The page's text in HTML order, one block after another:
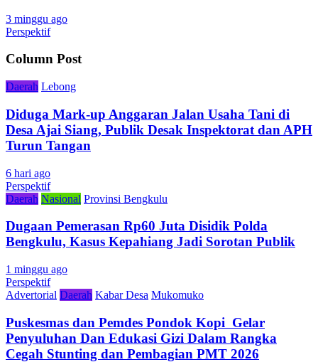
3 minggu ago
Perspektif
Column Post
Daerah Lebong
Diduga Mark-up Anggaran Jalan Usaha Tani di
Desa Ajai Siang, Publik Desak Inspektorat dan APH
Turun Tangan
6 hari ago
Perspektif
Daerah Nasional Provinsi Bengkulu
Dugaan Pemerasan Rp60 Juta Disidik Polda
Bengkulu, Kasus Kepahiang Jadi Sorotan Publik
1 minggu ago
Perspektif
Advertorial Daerah Kabar Desa Mukomuko
Puskesmas dan Pemdes Pondok Kopi Gelar
Penyuluhan Dan Edukasi Gizi Dalam Rangka
Cegah Stunting dan Pembagian PMT 2026